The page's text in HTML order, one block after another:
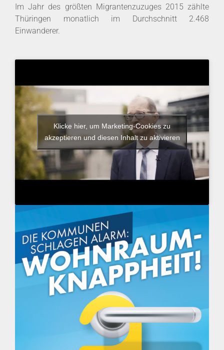
Im Jahr des größten Migrantenzuzuges 2015 zählte
Thüringen monatlich im Durchschnitt 2.468
Einwanderer.
Klicke hier, um Marketing-Cookies zu
akzeptieren und diesen Inhalt zu aktivieren